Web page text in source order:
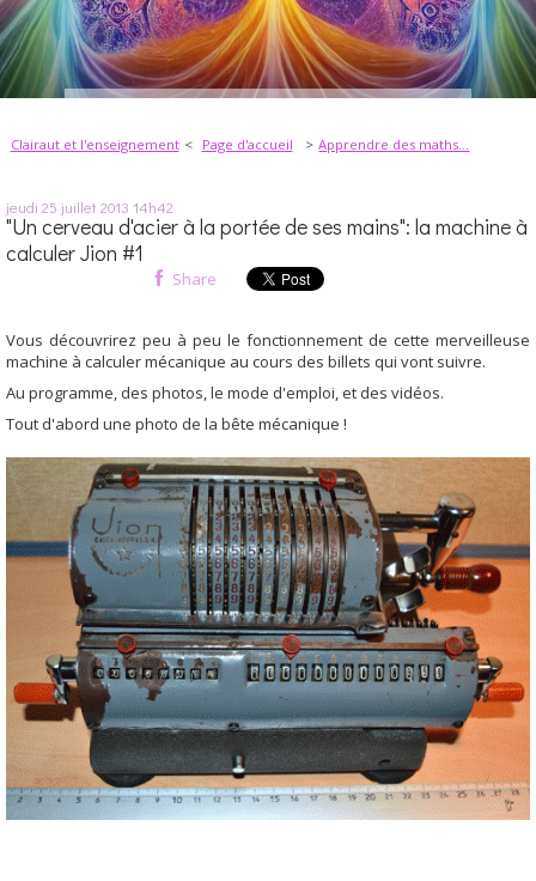
Clairaut et l'enseignement Page d'accueil Apprendre des maths...
jeudi 25 juillet 2013 14h42
"Un cerveau d'acier à la portée de ses mains": la machine à
calculer Jion #1
Share
Vous découvrirez peu à peu le fonctionnement de cette merveilleuse
machine à calculer mécanique au cours des billets qui vont suivre.
Au programme, des photos, le mode d'emploi, et des vidéos.
Tout d'abord une photo de la bête mécanique !